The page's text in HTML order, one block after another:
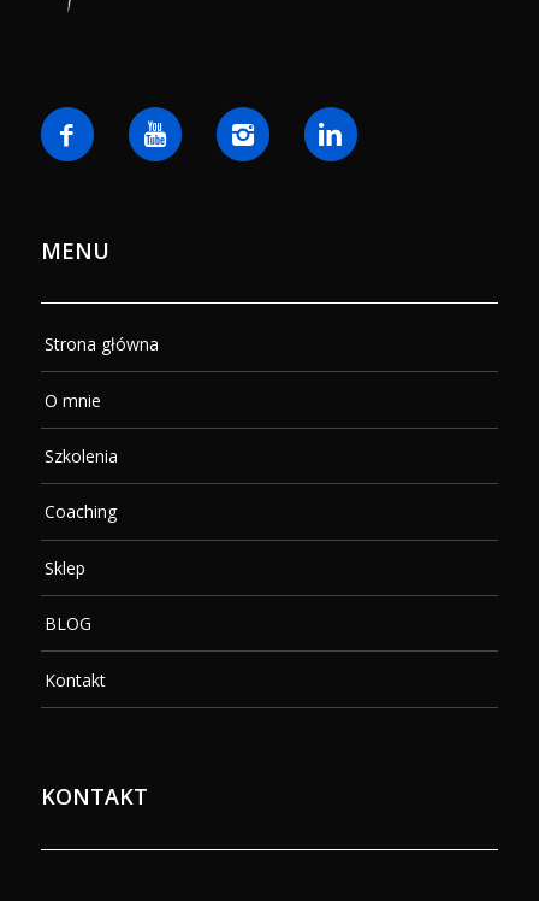
MENU
Strona główna
O mnie
Szkolenia
Coaching
Sklep
BLOG
Kontakt
KONTAKT